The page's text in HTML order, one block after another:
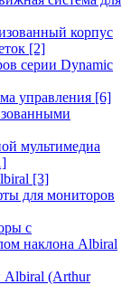
корпус
[2]
серии Dynamic
управления [6]
мультимедиа
[3]
для мониторов
с
наклона Albiral
Albiral (Arthur